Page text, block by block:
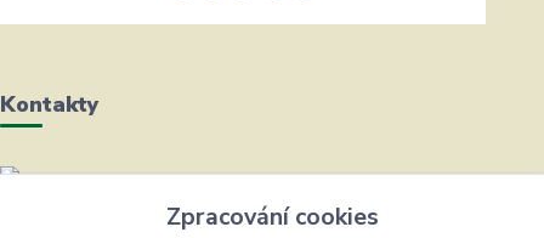
Kontakty
Helena Bayerová
+420 604 711 491Zpracování cookies